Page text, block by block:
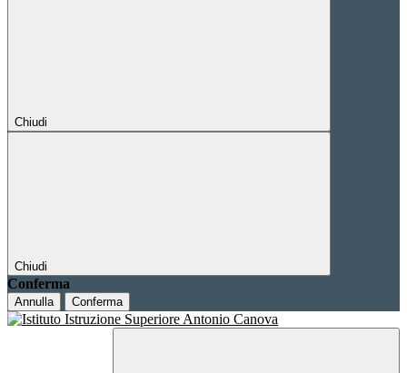
Chiudi
Chiudi
Conferma
Annulla Conferma